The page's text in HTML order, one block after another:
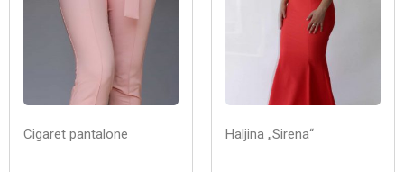
Cigaret pantalone Haljina „Sirena“